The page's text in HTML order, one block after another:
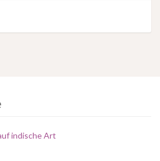
indische Art